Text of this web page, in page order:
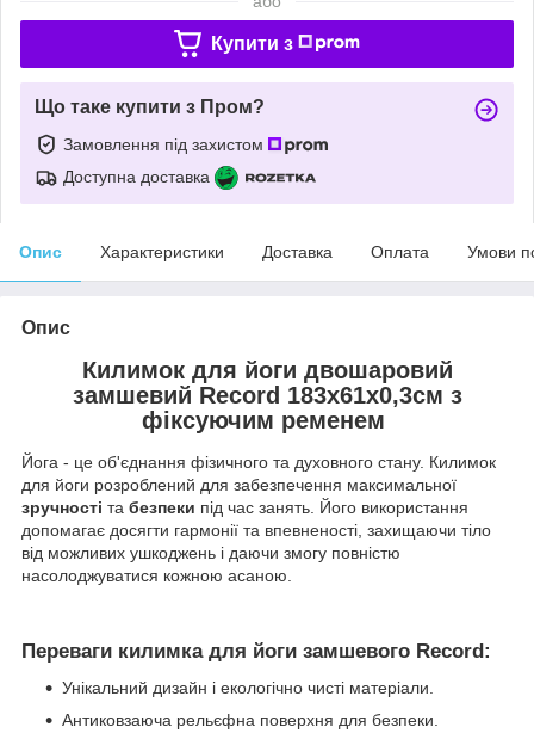
Купити з
Що таке купити з Пром?
Замовлення під захистом
Доступна доставка
Опис Характеристики Доставка Оплата Умови
Опис
Килимок для йоги двошаровий
замшевий Record 183x61x0,3см з
фіксуючим ременем
Йога - це об'єднання фізичного та духовного стану. Килимок
для йоги розроблений для забезпечення максимальної
зручності та безпеки під час занять. Його використання
допомагає досягти гармонії та впевненості, захищаючи тіло
від можливих ушкоджень і даючи змогу повністю
насолоджуватися кожною асаною.
Переваги килимка для йоги замшевого Record:
Унікальний дизайн і екологічно чисті матеріали.
Антиковзаюча рельєфна поверхня для безпеки.